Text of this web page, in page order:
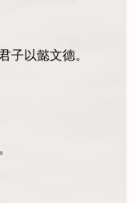
子以懿文德。